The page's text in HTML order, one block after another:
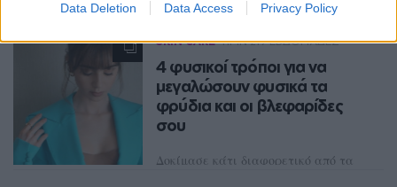
Data Deletion Data Access Privacy Policy
SKIN CARE ΠΡΙΝ 219 ΕΒΔΟΜΆΔΕΣ
4 φυσικοί τρόποι για να
μεγαλώσουν φυσικά τα
φρύδια και οι βλεφαρίδες
σου
Δοκίμασε κάτι διαφορετικό από τα